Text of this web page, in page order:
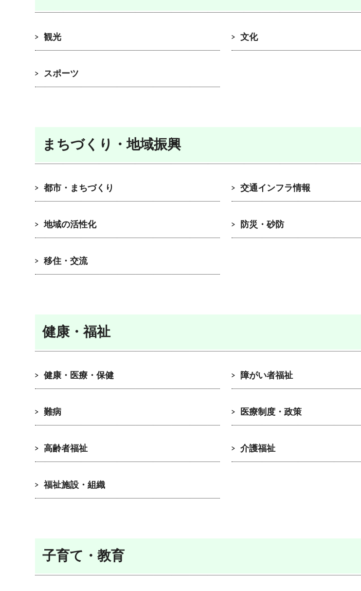
観光
スポーツ
文化
まちづくり・地域振興
都市・まちづくり
地域の活性化
移住・交流
交通インフラ情報
防災・砂防
健康・福祉
健康・医療・保健
難病
高齢者福祉
福祉施設・組織
障がい者福祉
医療制度・政策
介護福祉
子育て・教育